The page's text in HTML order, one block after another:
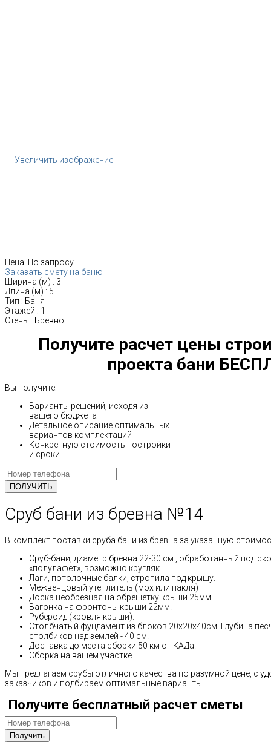
Увеличить изображение
Цена: По запросу
Заказать смету на баню
Ширина (м) : 3
Длина (м) : 5
Тип : Баня
Этажей : 1
Стены : Бревно
Получите расчет цены
проекта бани
Вы получите:
Варианты решений, исходя из
вашего бюджета
Детальное описание оптимальных
вариантов комплектаций
Конкретную стоимость постройки
и сроки
Сруб бани из бревна №14
В комплект поставки сруба бани из бревна за указанную
Сруб-бани; диаметр бревна 22-30 см., обработанный под
«полулафет», возможно кругляк.
Лаги, потолочные балки, стропила под крышу.
Межвенцовый утеплитель (мох или пакля)
Доска необрезная на обрешетку крыши 25мм.
Вагонка на фронтоны крыши 22мм.
Рубероид (кровля крыши).
Столбчатый фундамент из блоков 20х20х40см. Глубина
столбиков над землей - 40 см.
Доставка до места сборки 50 км от КАДа.
Сборка на вашем участке.
Мы предлагаем срубы отличного качества по разумной цене, с
заказчиков и подбираем оптимальные варианты.
Получите бесплатный расчет сметы